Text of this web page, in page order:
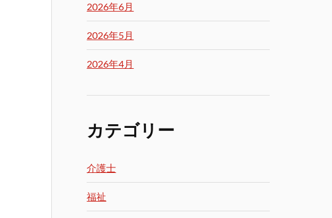
2026年6月
2026年5月
2026年4月
カテゴリー
介護士
福祉